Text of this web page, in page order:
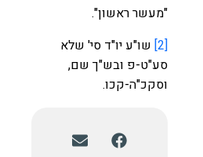
"מעשר ראשון".
שו"ע יו"ד סי' שלא
סע"ט-פ ובש"ך שם,
וסקכ"ה-קכו.